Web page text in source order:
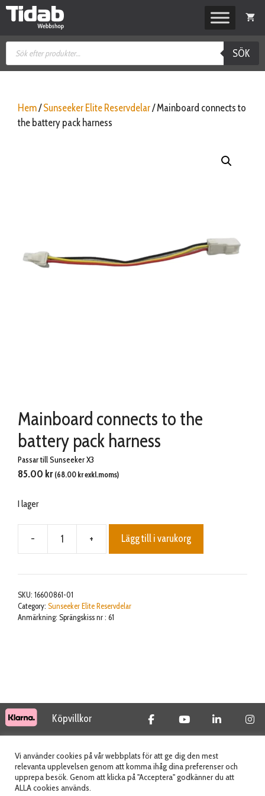
Hoppa
Produktsökning
SÖK
Hem/Sunseeker Elite Reservdelar/ Mainboard connects to
the battery pack harness
Mainboard connects to the
battery pack harness
Passar till Sunseeker X3
85.00 kr (68.00 krexkl.moms)
I lager
-
Mainboard
to
battery
pack
+ Lägg till i varukorg
SKU: 16600861-01
Category: Sunseeker Elite Reservdelar
Anmärkning: Sprängskiss nr : 61
Köpvillkor
© 2026 Tidab AB - All Rights Reserved
Vi använder cookies på vår webbplats för att ge dig den mest
relevanta upplevelsen genom att komma ihåg dina preferenser och
upprepa besök. Genom att klicka på "Acceptera" godkänner du att
ALLA cookies används.